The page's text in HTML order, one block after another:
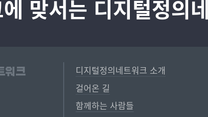
맞서는 디지털정의
디지털정의네트워크 소개
걸어온 길
함께하는 사람들